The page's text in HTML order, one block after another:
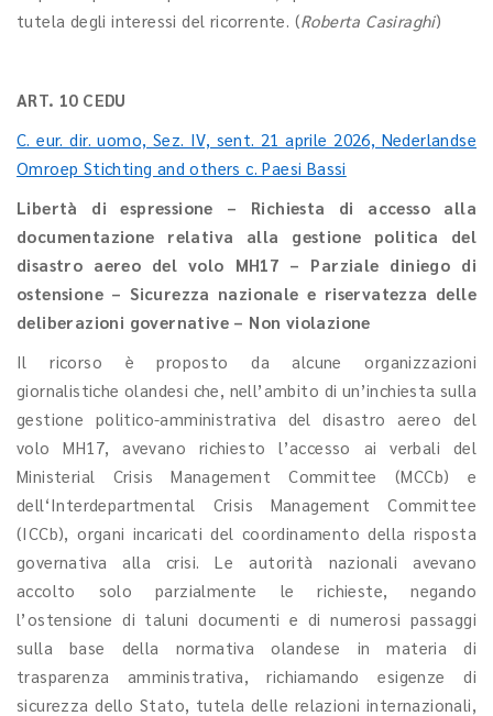
tutela degli interessi del ricorrente. (Roberta Casiraghi)
ART. 10 CEDU
C. eur. dir. uomo, Sez. IV, sent. 21 aprile 2026, Nederlandse
Omroep Stichting and others c. Paesi Bassi
Libertà di espressione – Richiesta di accesso alla
documentazione relativa alla gestione politica del
disastro aereo del volo MH17 – Parziale diniego di
ostensione – Sicurezza nazionale e riservatezza delle
deliberazioni governative – Non violazione
Il ricorso è proposto da alcune organizzazioni
giornalistiche olandesi che, nell’ambito di un’inchiesta sulla
gestione politico-amministrativa del disastro aereo del
volo MH17, avevano richiesto l’accesso ai verbali del
Ministerial Crisis Management Committee (MCCb) e
dell‘Interdepartmental Crisis Management Committee
(ICCb), organi incaricati del coordinamento della risposta
governativa alla crisi. Le autorità nazionali avevano
accolto solo parzialmente le richieste, negando
l’ostensione di taluni documenti e di numerosi passaggi
sulla base della normativa olandese in materia di
trasparenza amministrativa, richiamando esigenze di
sicurezza dello Stato, tutela delle relazioni internazionali,